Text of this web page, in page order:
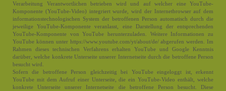
Verarbeitung Verantwortlichen betrieben wird und auf welcher eine YouTube-
Komponente (YouTube-Video) integriert wurde, wird der Internetbrowser auf dem
informationstechnologischen System der betroffenen Person automatisch durch die
jeweilige YouTube-Komponente veranlasst, eine Darstellung der entsprechenden
YouTube-Komponente von YouTube herunterzuladen. Weitere Informationen zu
YouTube können unter https://www.youtube.com/yt/about/de/ abgerufen werden. Im
Rahmen dieses technischen Verfahrens erhalten YouTube und Google Kenntnis
darüber, welche konkrete Unterseite unserer Internetseite durch die betroffene Person
besucht wird.
Sofern die betroffene Person gleichzeitig bei YouTube eingeloggt ist, erkennt
YouTube mit dem Aufruf einer Unterseite, die ein YouTube-Video enthält, welche
konkrete Unterseite unserer Internetseite die betroffene Person besucht. Diese